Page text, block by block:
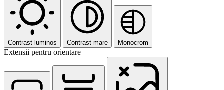
Contrast luminos Contrast mare Monocrom
Extensii pentru orientare